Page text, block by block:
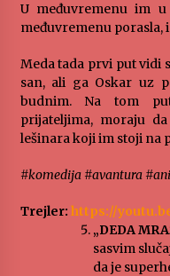
U međuvremenu im
međuvremenu porasla,
Meda tada prvi put vidi
san, ali ga Oskar uz
budnim. Na tom
prijateljima, moraju
lešinara koji im stoji na
#komedija #avantura
Trejler: https://
„DEDA
sasvim
da je